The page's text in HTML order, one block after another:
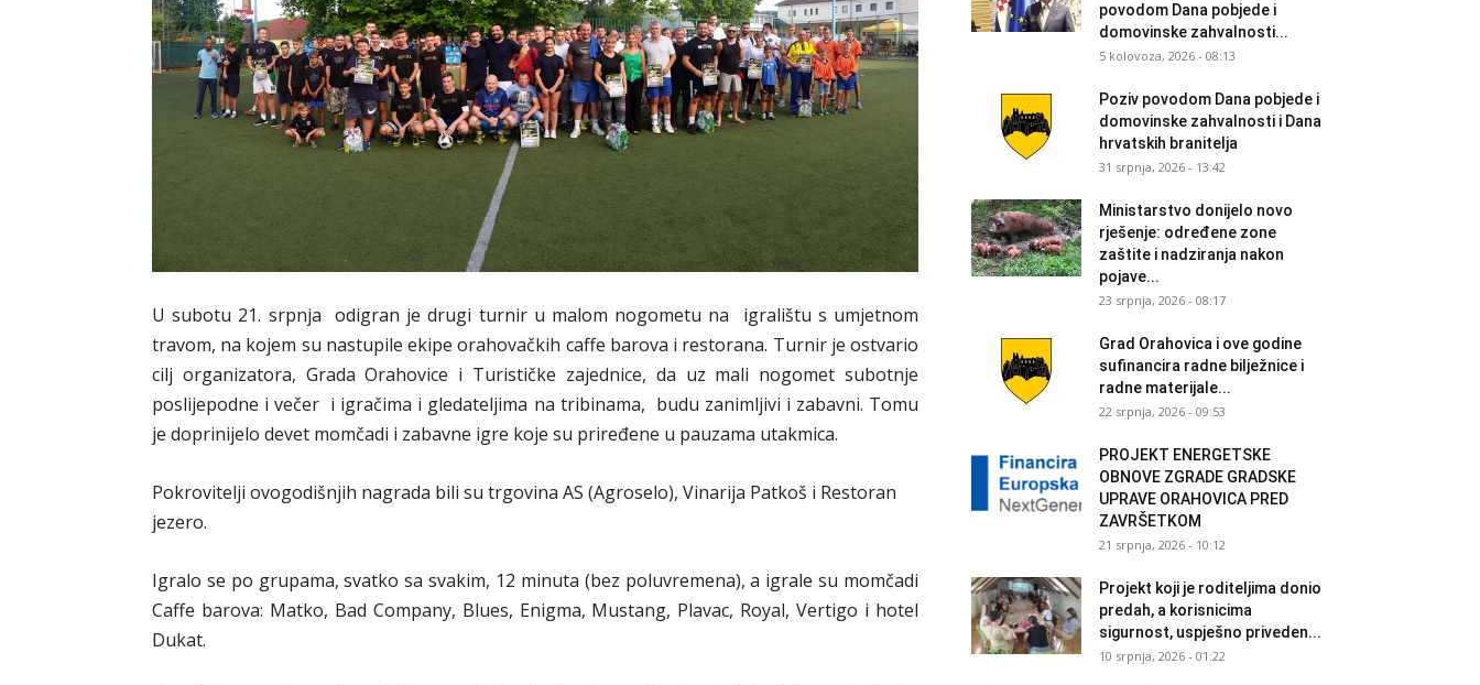
Orahovice
U subotu 21. srpnja odigran je drugi turnir u malom nogometu na igralištu s umjetnom
travom, na kojem su nastupile ekipe orahovačkih caffe barova i restorana. Turnir je ostvario
cilj organizatora, Grada Orahovice i Turističke zajednice, da uz mali nogomet subotnje
poslijepodne i večer i igračima i gledateljima na tribinama, budu zanimljivi i zabavni. Tomu
je doprinijelo devet momčadi i zabavne igre koje su priređene u pauzama utakmica.
Pokrovitelji ovogodišnjih nagrada bili su trgovina AS (Agroselo), Vinarija Patkoš i Restoran
jezero.
Igralo se po grupama, svatko sa svakim, 12 minuta (bez poluvremena), a igrale su momčadi
Caffe barova: Matko, Bad Company, Blues, Enigma, Mustang, Plavac, Royal, Vertigo i hotel
Dukat.
povodom Dana pobjede i
domovinske zahvalnosti...
5 kolovoza, 2026 - 08:13
Poziv povodom Dana pobjede i
domovinske zahvalnosti i Dana
hrvatskih branitelja
31 srpnja, 2026 - 13:42
Ministarstvo donijelo novo
rješenje: određene zone
zaštite i nadziranja nakon
pojave...
23 srpnja, 2026 - 08:17
Grad Orahovica i ove godine
sufinancira radne bilježnice i
radne materijale...
22 srpnja, 2026 - 09:53
PROJEKT ENERGETSKE
OBNOVE ZGRADE GRADSKE
UPRAVE ORAHOVICA PRED
ZAVRŠETKOM
21 srpnja, 2026 - 10:12
Projekt koji je roditeljima donio
predah, a korisnicima
sigurnost, uspješno priveden...
10 srpnja, 2026 - 01:22